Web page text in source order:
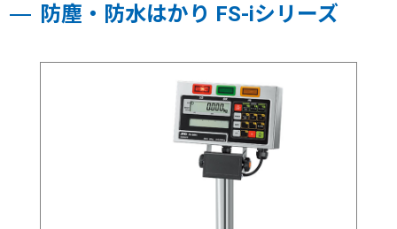
防塵・防水はかり FS-iシリーズ